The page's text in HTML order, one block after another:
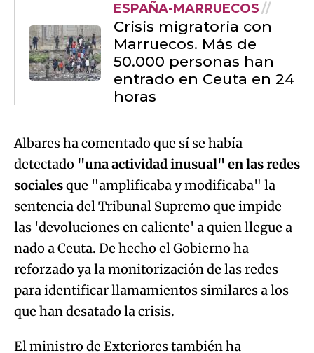
ESPAÑA-MARRUECOS
Crisis migratoria con
Marruecos. Más de
50.000 personas han
entrado en Ceuta en 24
horas
Albares ha comentado que sí se había
detectado "una actividad inusual" en las redes
socialesque "amplificaba y modificaba" la
sentencia del Tribunal Supremo que impide
las 'devoluciones en caliente' a quien llegue a
nado a Ceuta. De hecho el Gobierno ha
reforzado ya la monitorización de las redes
para identificar llamamientos similares a los
que han desatado la crisis.
El ministro de Exteriores también ha